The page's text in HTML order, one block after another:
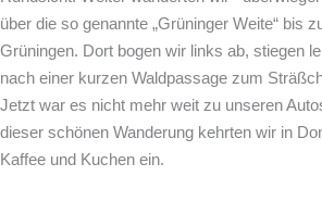
über die so genannte „Grüninger Weite“ bis
Grüningen. Dort bogen wir links ab, stiegen
nach einer kurzen Waldpassage zum
Jetzt war es nicht mehr weit zu unseren
dieser schönen Wanderung kehrten wir in
Kaffee und Kuchen ein.